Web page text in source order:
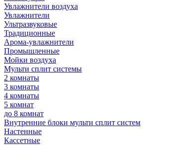
Увлажнители воздуха
Увлажнители
Ультразвуковые
Традиционные
Арома-увлажнители
Промышленные
Мойки воздуха
Мульти сплит системы
2 комнаты
3 комнаты
4 комнаты
5 комнат
до 8 комнат
Внутренние блоки мульти сплит систем
Настенные
Кассетные